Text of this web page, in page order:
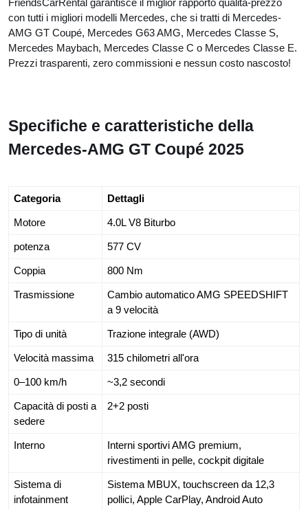
FriendsCarRental garantisce il miglior rapporto qualità-prezzo
con tutti i migliori modelli Mercedes, che si tratti di Mercedes-
AMG GT Coupé, Mercedes G63 AMG, Mercedes Classe S,
Mercedes Maybach, Mercedes Classe C o Mercedes Classe E.
Prezzi trasparenti, zero commissioni e nessun costo nascosto!
Specifiche e caratteristiche della
Mercedes-AMG GT Coupé 2025
Categoria Dettagli
Motore 4.0L V8 Biturbo
potenza 577 CV
Coppia 800 Nm
Trasmissione
Cambio automatico AMG SPEEDSHIFT
a 9 velocità
Tipo di unità Trazione integrale (AWD)
Velocità massima 315 chilometri all'ora
0–100 km/h ~3,2 secondi
Capacità di posti a
sedere
2+2 posti
Interno
Interni sportivi AMG premium,
rivestimenti in pelle, cockpit digitale
Sistema di
infotainment
Sistema MBUX, touchscreen da 12,3
pollici, Apple CarPlay, Android Auto